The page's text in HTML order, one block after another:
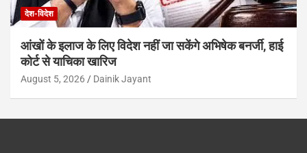
देश-विदेश
आंखों के इलाज के लिए विदेश नहीं जा सकेंगे अभिषेक बनर्जी, हाई
कोर्ट से याचिका खारिज
August 5, 2026 Dainik Jayant